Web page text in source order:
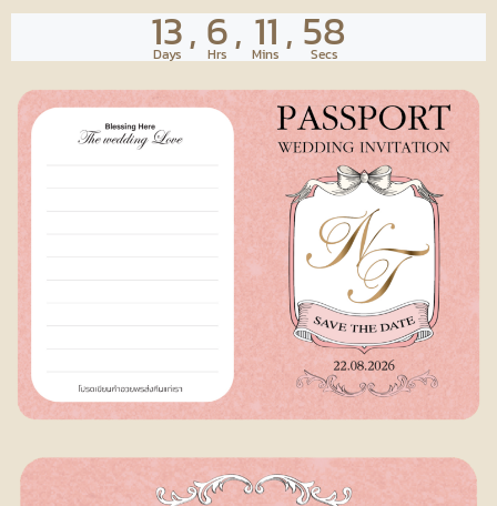
13
Days ,6
Hrs ,11
Mins ,57
Secs